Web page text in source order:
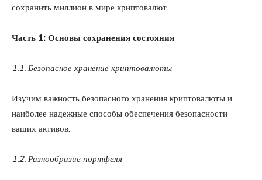
сохранить миллион в мире криптовалют.
Часть 1: Основы сохранения состояния
1.1. Безопасное хранение криптовалюты
Изучим важность безопасного хранения криптовалюты и
наиболее надежные способы обеспечения безопасности
ваших активов.
1.2. Разнообразие портфеля